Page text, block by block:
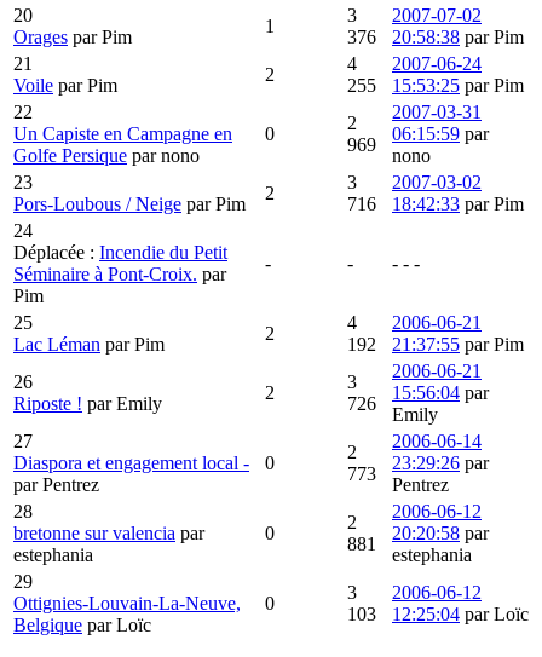
20
Orages par Pim
1
3
376
2007-07-02
20:58:38 par Pim
21
Voile par Pim
2
4
255
2007-06-24
15:53:25 par Pim
22
Un Capiste en Campagne en
Golfe Persique par nono
0
2
969
2007-03-31
06:15:59 par
nono
23
Pors-Loubous / Neige par Pim
2
3
716
2007-03-02
18:42:33 par Pim
24
Déplacée : Incendie du Petit
Séminaire à Pont-Croix. par
Pim
- - - - -
25
Lac Léman par Pim
2
4
192
2006-06-21
21:37:55 par Pim
26
Riposte ! par Emily
2
3
726
2006-06-21
15:56:04 par
Emily
27
Diaspora et engagement local -
par Pentrez
0
2
773
2006-06-14
23:29:26 par
Pentrez
28
bretonne sur valencia par
estephania
0
2
881
2006-06-12
20:20:58 par
estephania
29
Ottignies-Louvain-La-Neuve,
Belgique par Loïc
0
3
103
2006-06-12
12:25:04 par Loïc